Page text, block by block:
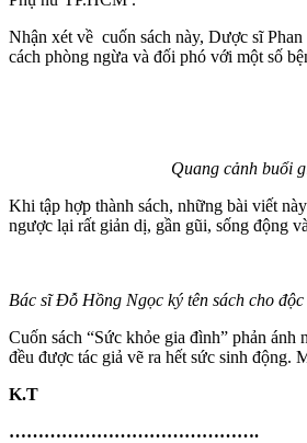
Nhận xét về cuốn sách này, Dược sĩ
cách phòng ngừa và đối phó với một số
Quang cảnh buổi giao lưu
Khi tập hợp thành sách, những bài viết
ngược lại rất giản dị, gần gũi, sống động
Bác sĩ Đỗ Hồng Ngọc ký tên sách cho
Cuốn sách “Sức khỏe gia đình” phản
đều được tác giả vẽ ra hết sức sinh động.
K.T
…………………………………….